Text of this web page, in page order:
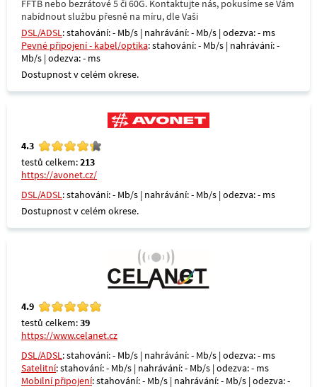
FFTB nebo bezrátové 5 či 60G. Kontaktujte nás, pokusíme se Vám
nabídnout službu přesně na míru, dle Vaši
DSL/ADSL: stahování: - Mb/s | nahrávání: - Mb/s | odezva: - ms
Pevné připojení - kabel/optika: stahování: - Mb/s | nahrávání: -
Mb/s | odezva: - ms
Dostupnost v celém okrese.
4.3
testů celkem:213
https://avonet.cz/
DSL/ADSL: stahování: - Mb/s | nahrávání: - Mb/s | odezva: - ms
Dostupnost v celém okrese.
4.9
testů celkem:39
https://www.celanet.cz
DSL/ADSL: stahování: - Mb/s | nahrávání: - Mb/s | odezva: - ms
Satelitní: stahování: - Mb/s | nahrávání: - Mb/s | odezva: - ms
Mobilní připojení: stahování: - Mb/s | nahrávání: - Mb/s | odezva: -